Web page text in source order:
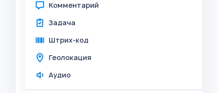
Комментарий
Задача
Штрих-код
Геолокация
Аудио